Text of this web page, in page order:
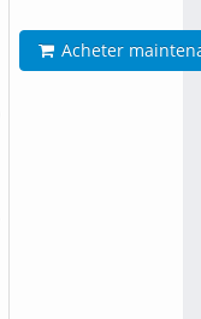
Acheter